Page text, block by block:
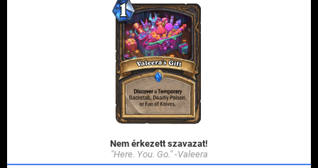
Nem érkezett szavazat!
"Here. You. Go." -Valeera